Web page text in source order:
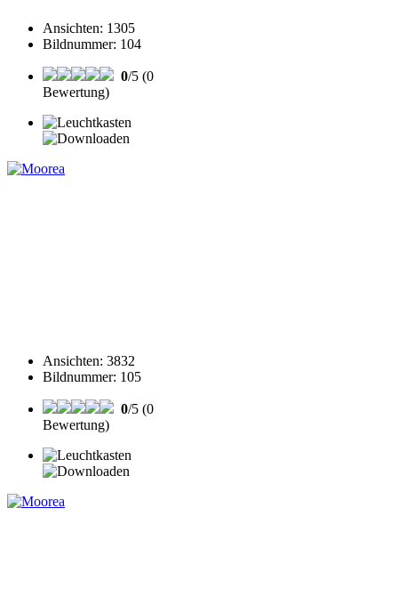
Ansichten: 1305
Bildnummer: 104
0/5 (0
Bewertung)
Ansichten: 3832
Bildnummer: 105
0/5 (0
Bewertung)